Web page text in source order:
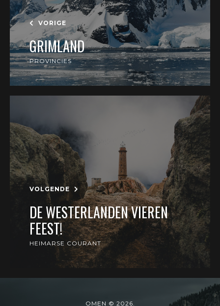
VORIGE
GRIMLAND
PROVINCIES
VOLGENDE
DE WESTERLANDEN VIEREN
FEEST!
HEIMARSE COURANT
OMEN © 2026.